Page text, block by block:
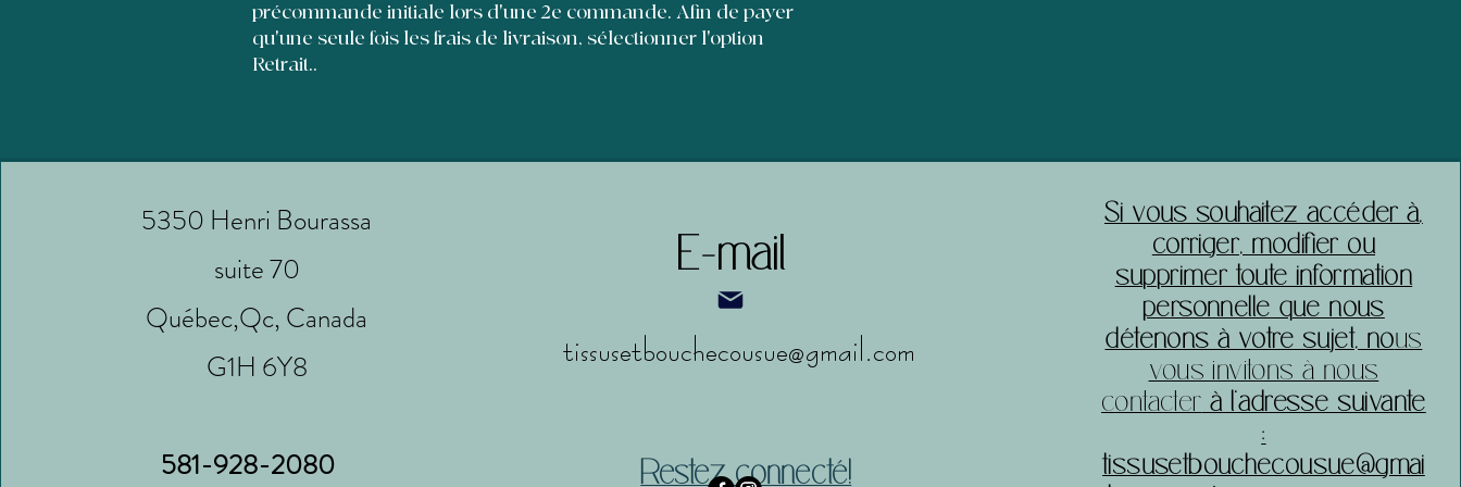
précommande initiale lors d'une 2e commande. Afin de payer
qu'une seule fois les frais de livraison, sélectionner l'option
Retrait..
5350 Henri Bourassa
suite 70
Québec,Qc, Canada
G1H 6Y8
581-928-2080
E-mail
tissusetbouchecousue@gmail.com
Restez connecté!
​Si vous souhaitez accéder à,
corriger, modifier ou
supprimer toute information
personnelle que nous
détenons à votre sujet, nous
vous invitons à nous
contacter à l’adresse suivante
:
tissusetbouchecousue@gmai